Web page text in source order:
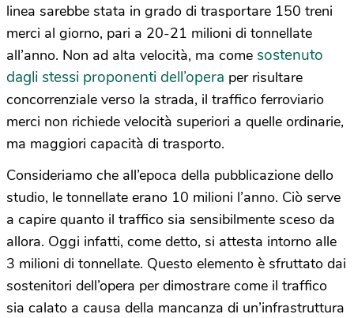
linea sarebbe stata in grado di trasportare 150 treni
merci al giorno, pari a 20-21 milioni di tonnellate
all’anno. Non ad alta velocità, ma come sostenuto
dagli stessi proponenti dell’opera per risultare
concorrenziale verso la strada, il traffico ferroviario
merci non richiede velocità superiori a quelle ordinarie,
ma maggiori capacità di trasporto.
Consideriamo che all’epoca della pubblicazione dello
studio, le tonnellate erano 10 milioni l’anno. Ciò serve
a capire quanto il traffico sia sensibilmente sceso da
allora. Oggi infatti, come detto, si attesta intorno alle
3 milioni di tonnellate. Questo elemento è sfruttato dai
sostenitori dell’opera per dimostrare come il traffico
sia calato a causa della mancanza di un’infrastruttura